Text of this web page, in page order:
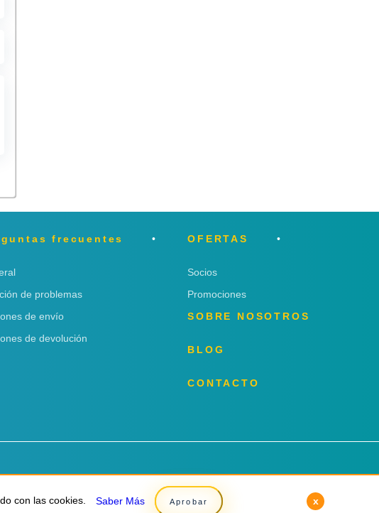
frecuentes
de problemas
de envío
de devolución
OFERTAS
Socios
Promociones
SOBRE NOSOTROS
BLOG
CONTACTO
con las cookies.
Saber Más Aprobar x
con las cookies. Saber Más Aprobar x